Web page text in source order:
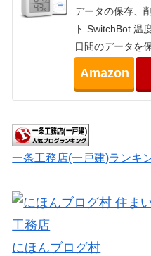
データの保存、
ト SwitchBot 温
日間のデータを
Amazon
一条工務店(一戸建)ランキ
にほんブログ村